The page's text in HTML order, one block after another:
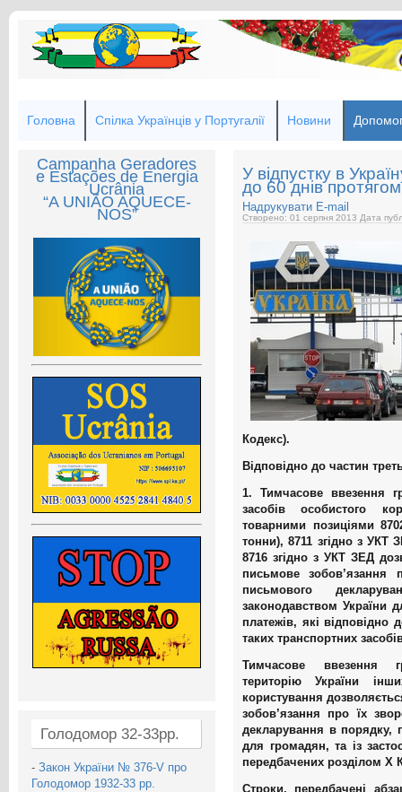
Головна Спілка Українців у Португалії Новини
Campanha Geradores
e Estações de Energia
Ucrânia
“A UNIÃO AQUECE-
NOS”
Голодомор 32-33рр.
- Закон України № 376-V про
Голодомор 1932-33 рр.
У відпустку в
до 60 днів
Надрукувати E-mail
Створено: 01 серпня 2013 Дата
Кодекс).
Відповідно до частин
1. Тимчасове ввезення
засобів особистого
товарними позиціями
тонни), 8711 згідно з УКТ
8716 згідно з УКТ ЗЕД
письмове
письмового
законодавством України
платежів, які відповідно
таких транспортних
Тимчасове ввезення
територію України
користування
зобов’язання про їх
декларування в порядку,
для громадян, та із
передбачених розділом X
Строки, передбачені